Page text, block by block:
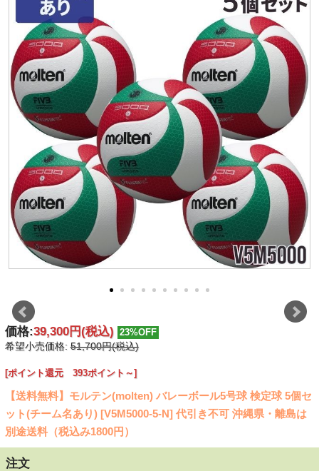
価格:39,300円(税込) 23%OFF
希望小売価格:51,700円(税込)
[ポイント還元 393ポイント～]
【送料無料】モルテン(molten) バレーボール5号球 検定球 5個セ
ット(チーム名あり) [V5M5000-5-N] 代引き不可 沖縄県・離島は
別途送料（税込み1800円）
注文